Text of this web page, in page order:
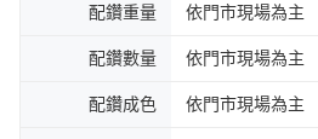
配鑽重量 依門市現場為主
配鑽數量 依門市現場為主
配鑽成色 依門市現場為主